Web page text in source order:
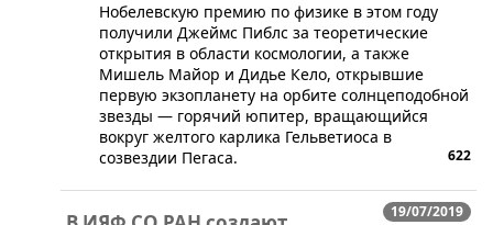
​Нобелевскую премию по физике в этом году
получили Джеймс Пиблс за теоретические
открытия в области космологии, а также
Мишель Майор и Дидье Кело, открывшие
первую экзопланету на орбите солнцеподобной
звезды — горячий юпитер, вращающийся
вокруг желтого карлика Гельветиоса в
созвездии Пегаса.
622
19/07/2019